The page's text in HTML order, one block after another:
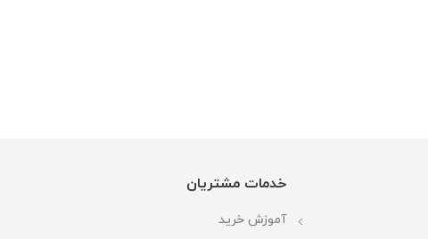
خدمات مشتریان
آموزش خرید